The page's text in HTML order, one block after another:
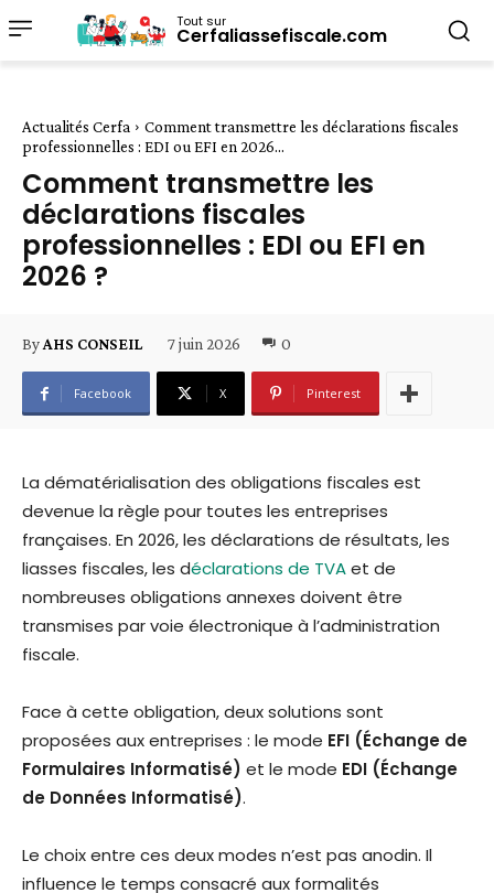
Tout sur
Cerfaliassefiscale.com
Actualités Cerfa
Comment transmettre les déclarations fiscales
professionnelles : EDI ou EFI en 2026...
Comment transmettre les
déclarations fiscales
professionnelles : EDI ou EFI en
2026 ?
ByAHS CONSEIL 7 juin 2026 0
Facebook X Pinterest
La dématérialisation des obligations fiscales est
devenue la règle pour toutes les entreprises
françaises. En 2026, les déclarations de résultats, les
liasses fiscales, les déclarations de TVAet de
nombreuses obligations annexes doivent être
transmises par voie électronique à l’administration
fiscale.
Face à cette obligation, deux solutions sont
proposées aux entreprises : le mode EFI (Échange de
Formulaires Informatisé) et le mode EDI (Échange
de Données Informatisé).
Le choix entre ces deux modes n’est pas anodin. Il
influence le temps consacré aux formalités